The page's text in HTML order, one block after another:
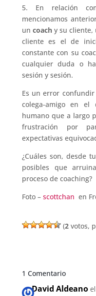
5. En relación
mencionamos
un coachy su cliente,
cliente es el de
constante con su
cualquier duda o
sesión y sesión.
Es un error
colega-amigo en
humano que a largo
frustración por
expectativas
¿Cuáles son, desde
posibles que
proceso de coaching?
Foto – scottchan en
(2votos,
1 Comentario
David Aldeano